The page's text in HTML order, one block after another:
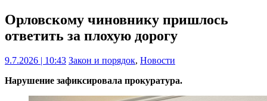
Орловскому чиновнику пришлось
ответить за плохую дорогу
9.7.2026 | 10:43 Закон и порядок, Новости
Нарушение зафиксировала прокуратура.